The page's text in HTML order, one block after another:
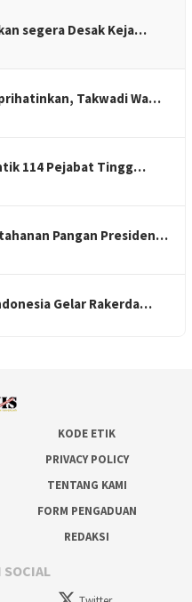
segera Desak Keja…
Takwadi Wa…
114 Pejabat Tingg…
Pangan Presiden…
Gelar Rakerda…
KODE ETIK
PRIVACY POLICY
TENTANG KAMI
FORM PENGADUAN
REDAKSI
SOCIAL